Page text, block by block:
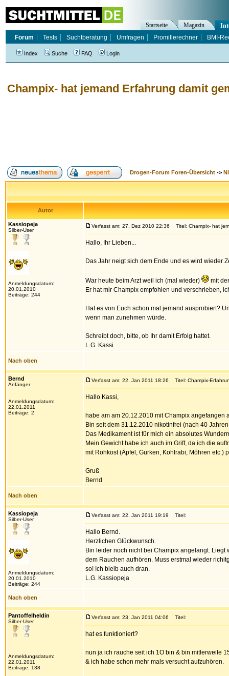
Champix- hat jemand Erfahrung damit
Drogen-Forum Foren-Übersicht ->
Autor
Kassiopeja
Silber-User
Anmeldungsdatum:
20.01.2010
Beiträge: 244
Verfasst am: 27. Dez 2010 22:36 Titel: Champix- hat
Hallo, Ihr Lieben...
Das Jahr neigt sich dem Ende und es wird wieder
War heute beim Arzt weil ich (mal wieder)
mit
Er hat mir Champix empfohlen und verschrieben,
Hat es von Euch schon mal jemand ausprobiert?
wenn man zunehmen würde.
Schreibt doch, bitte, ob Ihr damit Erfolg hattet.
L.G. Kassi
Nach oben
Bernd
Anfänger
Anmeldungsdatum:
22.01.2011
Beiträge: 2
Verfasst am: 22. Jan 2011 18:26 Titel: Champix-
Hallo Kassi,
habe am am 20.12.2010 mit Champix angefangen
Bin seit dem 31.12.2010 nikotinfrei (nach 40
Das Medikament ist für mich ein absolutes
Mein Gewicht habe ich auch im Griff, da ich die
mit Rohkost (Äpfel, Gurken, Kohlrabi, Möhren etc.)
Gruß
Bernd
Nach oben
Kassiopeja
Silber-User
Anmeldungsdatum:
20.01.2010
Beiträge: 244
Verfasst am: 22. Jan 2011 19:19 Titel:
Hallo Bernd.
Herzlichen Glückwunsch.
Bin leider noch nicht bei Champix angelangt.
dem Rauchen aufhören. Muss erstmal wieder
so! Ich bleib auch dran.
L.G. Kassiopeja
Nach oben
Pantoffelheldin
Silber-User
Anmeldungsdatum:
22.01.2011
Beiträge: 138
Verfasst am: 23. Jan 2011 04:06 Titel:
hat es funktioniert?
nun ja ich rauche seit ich 1O bin & bin mitlerweile
& ich habe schon mehr mals versucht aufzuhören.
Startseite Magazin
Forum
Tests Suchtberatung Umfragen Promillerechner BMI-
Index Suche FAQ Login